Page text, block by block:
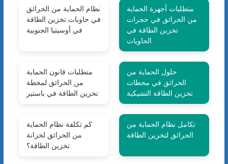
نظام الحماية من الحرائق
في حاويات تخزين الطاقة
في أوسيتيا الجنوبية
متطلبات أجهزة الحماية
من الحرائق في حجرات
تخزين الطاقة في
الحاويات
متطلبات قانون الحماية
من الحرائق لمحطة
تخزين الطاقة في باستير
حلول الحماية من
الحرائق في محطات
تخزين الطاقة التشيكية
كم تكلفة نظام الحماية
من الحرائق لخزانة
تخزين الطاقة؟
تكامل نظام الحماية من
الحرائق لتخزين الطاقة